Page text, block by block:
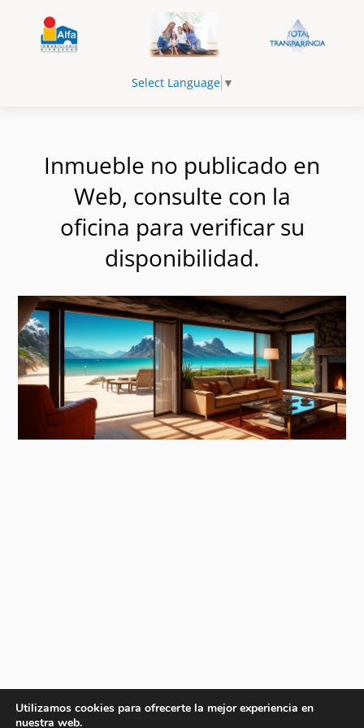
Select Language ▼
Inmueble no publicado en
Web, consulte con la
oficina para verificar su
disponibilidad.
Utilizamos cookies para ofrecerte la mejor experiencia en
nuestra web.